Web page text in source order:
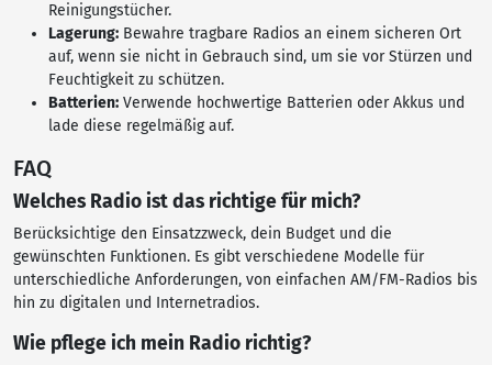
Reinigungstücher.
Lagerung: Bewahre tragbare Radios an einem sicheren Ort
auf, wenn sie nicht in Gebrauch sind, um sie vor Stürzen und
Feuchtigkeit zu schützen.
Batterien: Verwende hochwertige Batterien oder Akkus und
lade diese regelmäßig auf.
FAQ
Welches Radio ist das richtige für mich?
Berücksichtige den Einsatzzweck, dein Budget und die
gewünschten Funktionen. Es gibt verschiedene Modelle für
unterschiedliche Anforderungen, von einfachen AM/FM-Radios bis
hin zu digitalen und Internetradios.
Wie pflege ich mein Radio richtig?